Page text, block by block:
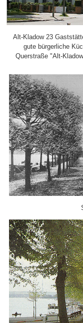
Alt-Kladow 23
gute bürgerliche
Querstraße "Alt-